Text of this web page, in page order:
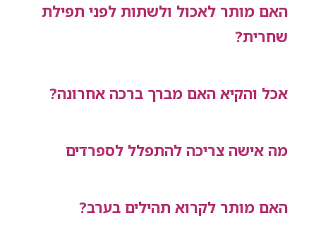
האם מותר לאכול ולשתות לפני תפילת
שחרית?
אכל והקיא האם מברך ברכה אחרונה?
מה אישה צריכה להתפלל לספרדים
האם מותר לקרוא תהילים בערב?